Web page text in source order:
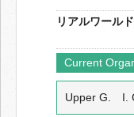
リアルワール
Current
Upper G. I.